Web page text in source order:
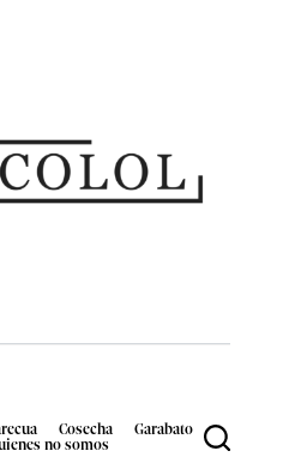
Cosecha
Garabato
no somos